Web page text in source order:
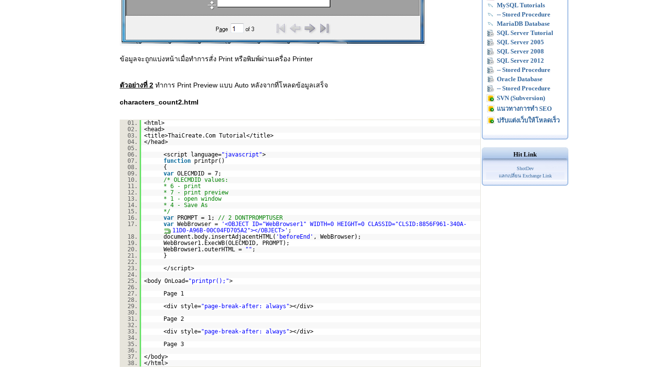
ข้อมูลจะถูกแบ่งหน้าเมื่อทำการสั่ง Print หรือพิมพ์ผ่านเครื่อง Printer
ตัวอย่างที่ 2 ทำการ Print Preview แบบ Auto หลังจากที่โหลดข้อมูลเสร็จ
characters_count2.html
01.
<html>
02.
<head>
03.
<title>ThaiCreate.Com Tutorial</title>
04.
</head>
05.
06.
<script language="javascript">
07.
function
printpr()
08.
{
09.
var OLECMDID = 7;
10.
/* OLECMDID values:
11.
* 6 - print
12.
* 7 - print preview
13.
* 1 - open window
14.
* 4 - Save As
15.
*/
16.
var PROMPT = 1;
// 2 DONTPROMPTUSER
17.
var WebBrowser =
'<OBJECT ID="WebBrowser1" WIDTH=0 HEIGHT=0 CLASSID="CLSID:8856F961-340A-
11D0-A96B-00C04FD705A2"></OBJECT>' ;
18.
document.body.insertAdjacentHTML( 'beforeEnd' , WebBrowser);
19.
WebBrowser1.ExecWB(OLECMDID, PROMPT);
20.
WebBrowser1.outerHTML = "" ;
21.
}
22.
23.
</script>
24.
25.
<body OnLoad="printpr();">
26.
27.
Page 1
28.
29.
<div style="page-break-after: always"></div>
30.
31.
Page 2
32.
33.
<div style="page-break-after: always"></div>
34.
35.
Page 3
36.
37.
</body>
38.
</html>
MySQL Tutorials
-- Stored Procedure
MariaDB Database
SQL Server Tutorial
SQL Server 2005
SQL Server 2008
SQL Server 2012
-- Stored Procedure
Oracle Database
-- Stored Procedure
SVN (Subversion)
แนวทางการทำ SEO
ปรับแต่งเว็บให้โหลดเร็ว
Hit Link
ShotDev
แลกเปลี่ยน Exchange Link